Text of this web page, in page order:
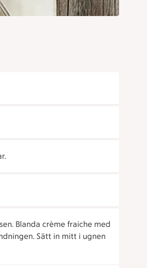
Blanda crème fraiche med
Sätt in mitt i ugnen